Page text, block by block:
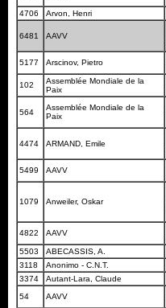
4706
Arvon, Henri
6481 AAVV
5177 Arscinov, Pietro
102
Assemblée Mondiale de la
Paix
564
Assemblée Mondiale de la
Paix
4474 ARMAND, Emile
5499 AAVV
1079 Anweiler, Oskar
4822 AAVV
5503 ABECASSIS, A.
3118
Anonimo - C.N.T.
3374
Autant-Lara, Claude
54
AAVV